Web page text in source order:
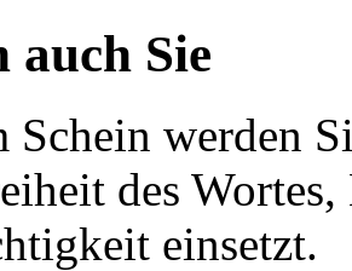
auch Sie
Schein werden
des
einsetzt.